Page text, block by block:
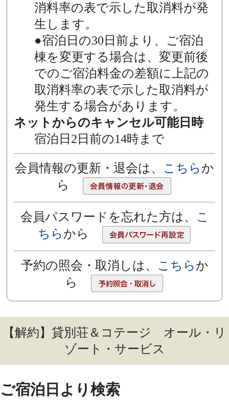
消料率の表で示した取消料が発
生します。
●宿泊日の30日前より、ご宿泊
棟を変更する場合は、変更前後
でのご宿泊料金の差額に上記の
取消料率の表で示した取消料が
発生する場合があります。
ネットからのキャンセル可能日時
宿泊日2日前の14時まで
会員情報の更新・退会は、 こちらか
ら
会員パスワードを忘れた方は、 こ
ちらから
予約の照会・取消しは、 こちらか
ら
【解約】貸別荘＆コテージ オール・リ
ゾート・サービス
ご宿泊日より検索